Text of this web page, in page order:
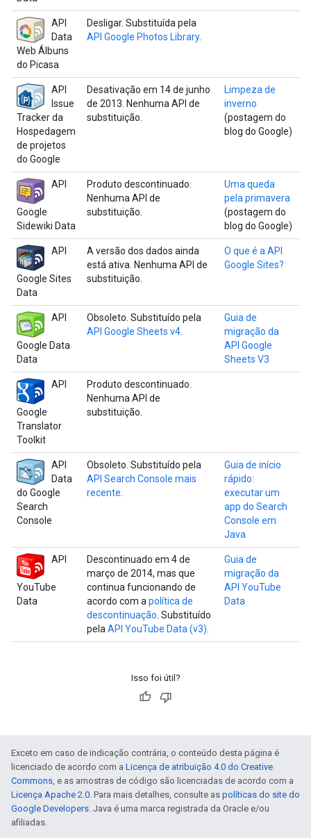
API
Data
Web Álbuns
do Picasa
Desligar. Substituída pela
API Google Photos Library.
API
Issue
Tracker da
Hospedagem
de projetos
do Google
Desativação em 14 de junho
de 2013. Nenhuma API de
substituição.
Limpeza de
inverno
(postagem do
blog do Google)
API
Google
Sidewiki Data
Produto descontinuado.
Nenhuma API de
substituição.
Uma queda
pela primavera
(postagem do
blog do Google)
API
Google Sites
Data
A versão dos dados ainda
está ativa. Nenhuma API de
substituição.
O que é a API
Google Sites?
API
Google Data
Data
Obsoleto. Substituído pela
API Google Sheets v4
Guia de
migração da
API Google
Sheets V3
API
Google
Translator
Toolkit
Produto descontinuado.
Nenhuma API de
substituição.
API
Data
do Google
Search
Console
Obsoleto. Substituído pela
API Search Console mais
recente
Guia de início
rápido:
executar um
app do Search
Console em
Java
API
YouTube
Data
Descontinuado em 4 de
março de 2014, mas que
continua funcionando de
acordo com a política de
descontinuação . Substituído
pela API YouTube Data (v3)
Guia de
migração da
API YouTube
Data
Isso foi útil?
Exceto em caso de indicação contrária, o conteúdo desta página é
licenciado de acordo com a Licença de atribuição 4.0 do Creative
Commons, e as amostras de código são licenciadas de acordo com a
Licença Apache 2.0. Para mais detalhes, consulte as políticas do site do
Google Developers. Java é uma marca registrada da Oracle e/ou
afiliadas.